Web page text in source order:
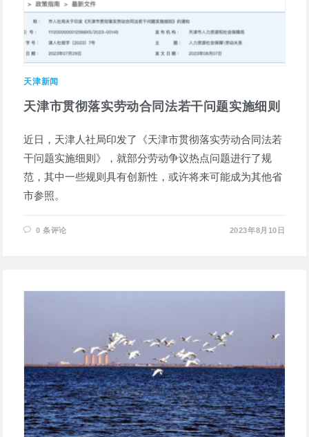
天津新闻
天津市贯彻落实劳动合同法若干问题实施细则
近日，天津人社局印发了《天津市贯彻落实劳动合同法若
干问题实施细则》，就部分劳动争议热点问题进行了规
范，其中一些规则具有创新性，或许将来可能成为其他省
市参照。
0 条评论 2023年8月10日